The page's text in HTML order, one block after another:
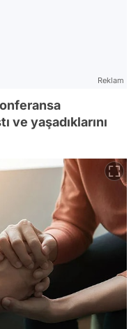
Reklam
ve yaşadıklarını